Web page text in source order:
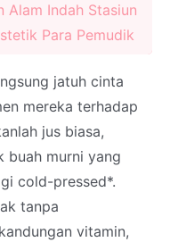
Alam Indah Stasiun
Para Pemudik
jatuh cinta
mereka terhadap
jus biasa,
buah murni yang
cold-pressed*.
tanpa
vitamin,